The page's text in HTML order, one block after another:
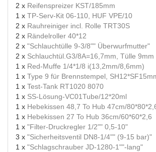
2 x Reifenspreizer KST/185mm
1 x TP-Serv-Kit 06-110, HUF VPE/10
2 x Rauhreiniger incl. Rolle TRT30S
2 x Rändelroller 40*12
2 x "Schlauchtülle 9-3/8"" Überwurfmutter"
2 x Schlauchtül.G3/8A=16,7mm, Tülle 9mm
1 x Red-Muffe 1/4*1/8 i(13,2mm/8,6mm)
1 x Type 9 für Brennstempel,
1 x Test-Tank RT1020 8070
1 x SS-Lösung-VC01Tube/12*20ml
1 x Hebekissen 48,7 To Hub 47cm/
1 x Hebekissen 27 To Hub 36cm/60*60*2,6
1 x "Filter-Druckregler 1/2"" 0,5-10"
3 x "Sicherheitsventil DN8-1/4"" (9-15 bar)"
1 x "Schlagschrauber JD-1280-1""-lang"